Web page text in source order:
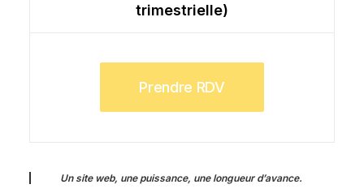
trimestrielle)
Prendre RDV
Un site web, une puissance, une longueur d’avance.